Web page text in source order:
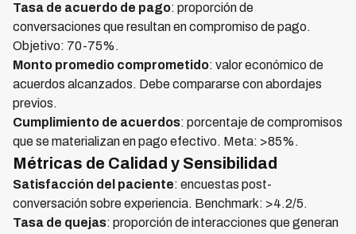
Tasa de acuerdo de pago: proporción de
conversaciones que resultan en compromiso de pago.
Objetivo: 70-75%.
Monto promedio comprometido: valor económico de
acuerdos alcanzados. Debe compararse con abordajes
previos.
Cumplimiento de acuerdos: porcentaje de compromisos
que se materializan en pago efectivo. Meta: >85%.
Métricas de Calidad y Sensibilidad
Satisfacción del paciente: encuestas post-
conversación sobre experiencia. Benchmark: >4.2/5.
Tasa de quejas: proporción de interacciones que generan